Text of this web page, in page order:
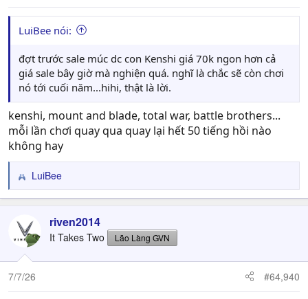
:
LuiBee nói:
đợt trước sale múc dc con Kenshi giá 70k ngon hơn cả
giá sale bây giờ mà nghiện quá. nghĩ là chắc sẽ còn chơi
nó tới cuối năm...hihi, thật là lời.
kenshi, mount and blade, total war, battle brothers...
mỗi lần chơi quay qua quay lại hết 50 tiếng hồi nào
không hay
R
e
c
o
n
s
LuiBee
riven2014
It Takes Two Lão Làng GVN
7/7/26 #64,940